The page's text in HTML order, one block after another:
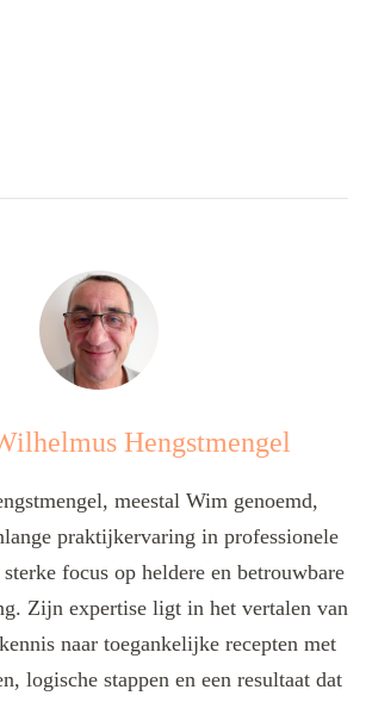
Hengstmengel
meestal Wim genoemd,
praktijkervaring in professionele
focus op heldere en betrouwbare
Zijn expertise ligt in het vertalen van
naar toegankelijke recepten met
logische stappen en een resultaat dat